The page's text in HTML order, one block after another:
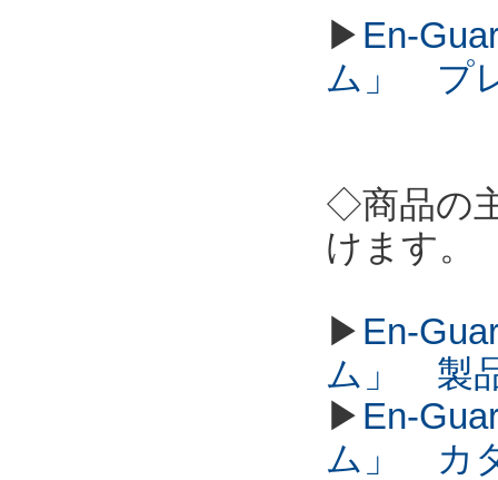
▶ En-
ム」 プ
◇商品の
けます。
▶ En-
ム」 製
▶ En-
ム」 カ